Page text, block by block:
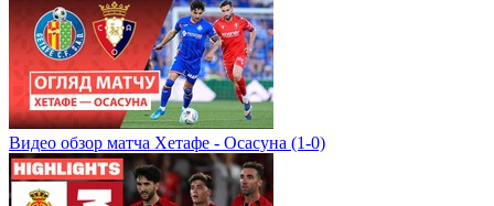
Видео обзор матча Хетафе - Осасуна (1-0)